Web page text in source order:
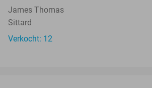
James Thomas
Sittard
Verkocht: 12